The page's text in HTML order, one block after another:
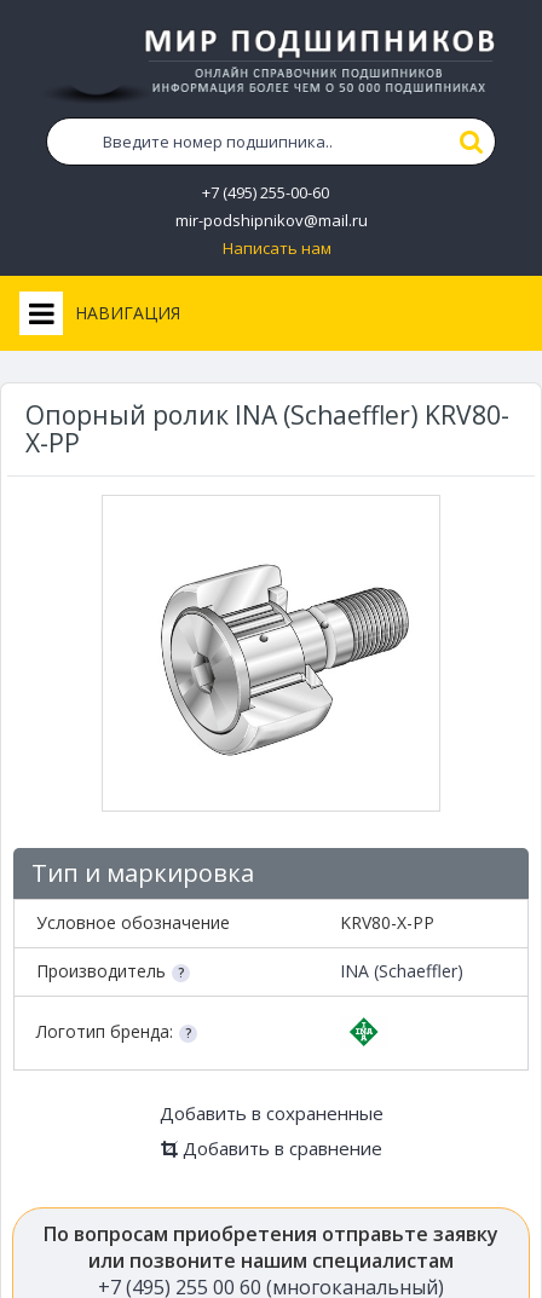
+7 (495) 255-00-60
mir-podshipnikov@mail.ru
Написать нам
НАВИГАЦИЯ
Опорный ролик INA (Schaeffler) KRV80-
X-PP
Тип и маркировка
Условное обозначение KRV80-X-PP
Производитель INA (Schaeffler)
Логотип бренда:
Добавить в сохраненные
Добавить в сравнение
По вопросам приобретения отправьте заявку
или позвоните нашим специалистам
+7 (495) 255 00 60 (многоканальный)